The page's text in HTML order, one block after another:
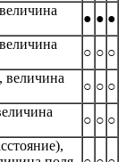
● ● ●
○ ○ ○
величина
○ ○ ○
○ ○ ○